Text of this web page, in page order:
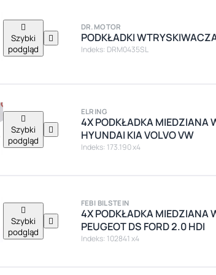

Szybki
podgląd

DR.MOTOR
PODKŁADKI
Indeks: DRM0435SL

Szybki
podgląd

ELRING
4X PODKŁADKA MIEDZIANA
HYUNDAI KIA VOLVO VW
Indeks: 173.190 x4

Szybki
podgląd

FEBI BILSTEIN
4X PODKŁADKA MIEDZIANA
PEUGEOT DS FORD 2.0 HDI
Indeks: 102841 x4